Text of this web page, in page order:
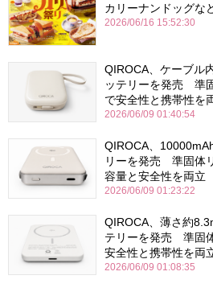
カリーナンドッグな
2026/06/16 15:52:30
QIROCA、ケーブル
ッテリーを発売 準
で安全性と携帯性を
2026/06/09 01:40:54
QIROCA、
リーを発売 準固体
容量と安全性を両立
2026/06/09 01:23:22
QIROCA、薄さ約
テリーを発売 準固
安全性と携帯性を両
2026/06/09 01:08:35